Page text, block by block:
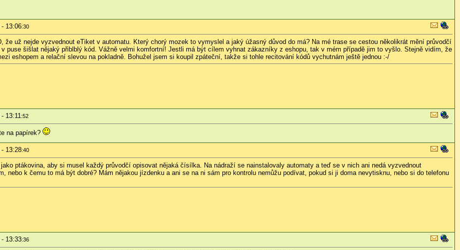
13:06:30
že už nejde vyzvednout eTiket v automatu. Který chorý mozek to vymyslel a jaký úžasný důvod do má? Na mé trase se cestou několikrát mění průvodčí
puse šišlat nějaký přiblblý kód. Vážně velmi komfortní! Jestli má být cílem vyhnat zákazníky z eshopu, tak v mém případě jim to vyšlo. Stejně vidím, že
eshopem a relační slevou na pokladně. Bohužel jsem si koupil zpáteční, takže si tohle recitování kódů vychutnám ještě jednou :-/
13:11 :52
na papírek?
13:28:40
ptákovina, aby si musel každý průvodčí opisovat nějaká čísílka. Na nádraží se nainstalovaly automaty a teď se v nich ani nedá vyzvednout
nebo k čemu to má být dobré? Mám nějakou jízdenku a ani se na ni sám pro kontrolu nemůžu podívat, pokud si ji doma nevytisknu, nebo si do telefonu
13:33:36